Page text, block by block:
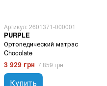
Артикул: 2601371-000001
PURPLE
Ортопедический матрас
Chocolate
3 929 грн 7 859 грн
Купить